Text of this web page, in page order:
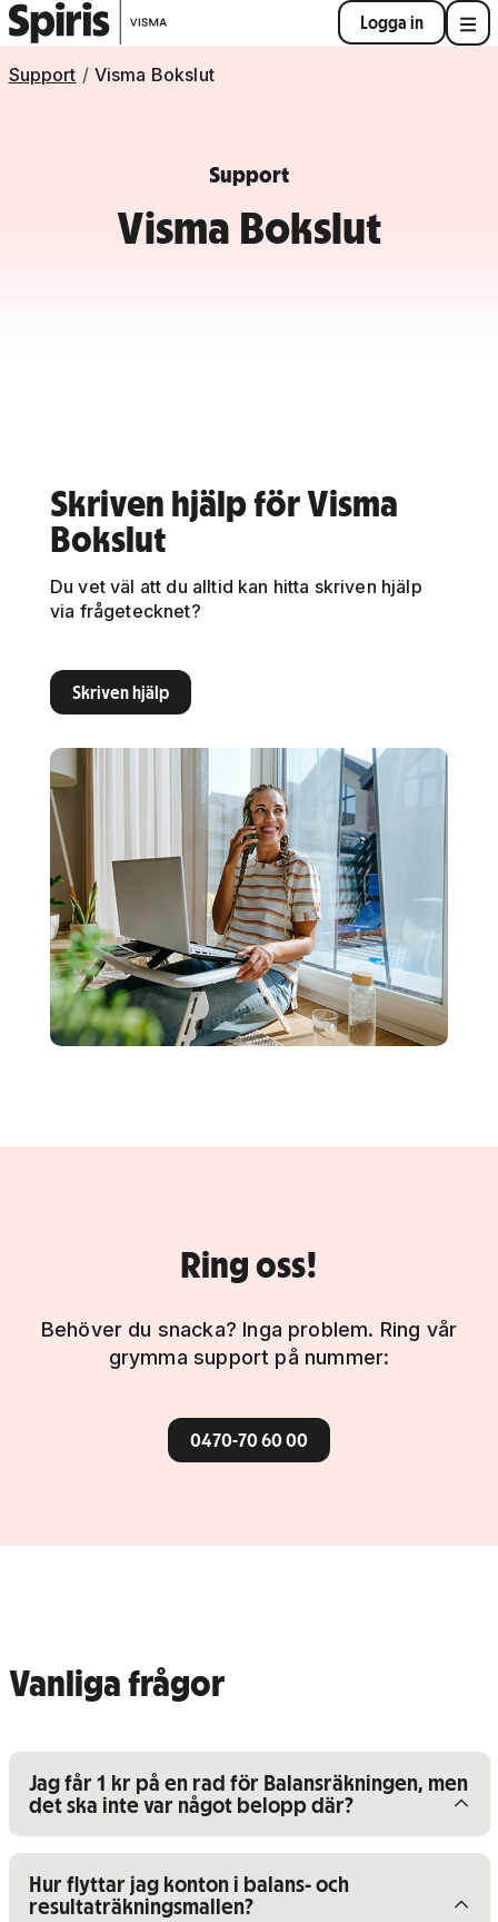
Logga in
Support Visma Bokslut
Support
Visma Bokslut
Skriven hjälp för Visma
Bokslut
Du vet väl att du alltid kan hitta skriven hjälp
via frågetecknet?
Skriven hjälp
Ring oss!
Behöver du snacka? Inga problem. Ring vår
grymma support på nummer:
0470-70 60 00
Vanliga frågor
Visa/dölj innehåll för
Jag får 1 kr på en rad för Balansräkningen, men
det ska inte var något belopp där?
Visa/dölj innehåll för
Hur flyttar jag konton i balans- och
resultaträkningsmallen?